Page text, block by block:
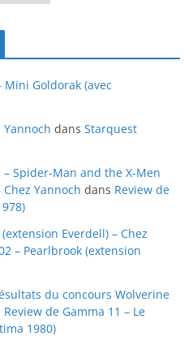
Mini Goldorak (avec
Yannoch dans Starquest
– Spider-Man and the X-Men
Chez Yannoch dans Review de
Everdell) – Chez
– Pearlbrook (extension
du concours Wolverine
Review de Gamma 11 – Le
1980)